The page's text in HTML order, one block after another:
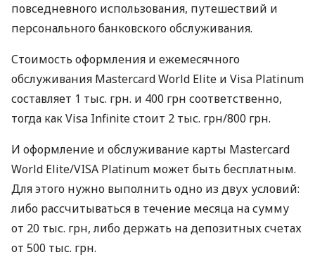
повседневного использования, путешествий и
персонального банковского обслуживания.
Стоимость оформления и ежемесячного
обслуживания Mastercard World Elite и Visa Platinum
составляет 1 тыс. грн. и 400 грн соответственно,
тогда как Visa Infinite стоит 2 тыс. грн/800 грн.
И оформление и обслуживание карты Mastercard
World Elite/VISA Platinum может быть бесплатным.
Для этого нужно выполнить одно из двух условий:
либо рассчитываться в течение месяца на сумму
от 20 тыс. грн, либо держать на депозитных счетах
от 500 тыс. грн.